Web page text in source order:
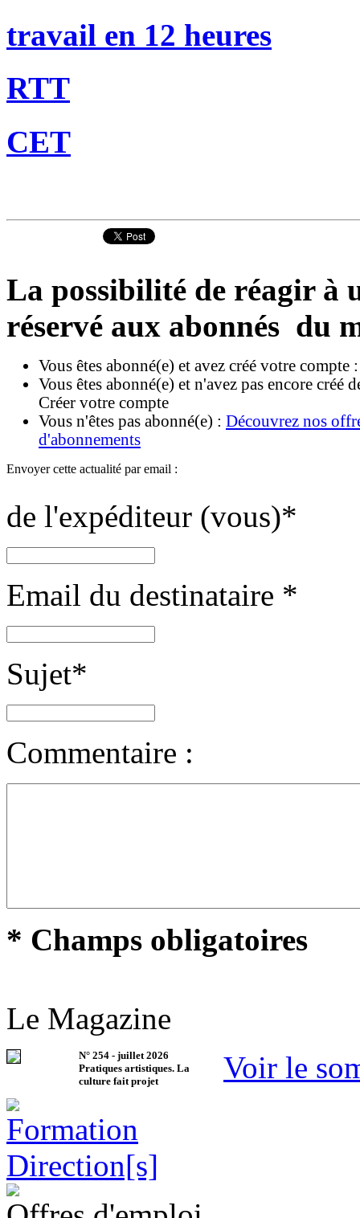
travail en 12 heures
RTT
CET
La possibilité de réagir à
réservé aux abonnés du
Vous êtes abonné(e) et avez créé votre compte
Vous êtes abonné(e) et n'avez pas encore créé
Créer votre compte
Vous n'êtes pas abonné(e) : Découvrez nos
d'abonnements
Envoyer cette actualité par email :
de l'expéditeur (vous)*
Email du destinataire *
Sujet*
Commentaire :
* Champs obligatoires
Le Magazine
N° 254 - juillet 2026
Pratiques artistiques. La
culture fait projet
Voir le